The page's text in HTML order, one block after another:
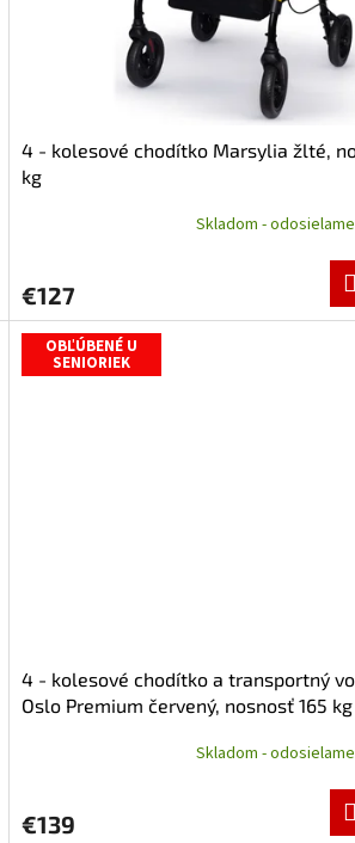
4 - kolesové chodítko Marsylia žlté,
kg
je
5,0
z
Skladom -
€127
OBĽÚBENÉ U
SENIORIEK
4 - kolesové chodítko a transportný
Oslo Premium červený, nosnosť 165 kg
je
Skladom -
€139